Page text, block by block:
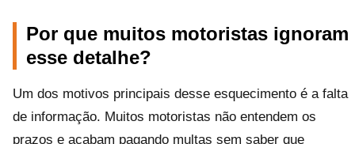
Por que muitos motoristas ignoram
esse detalhe?
Um dos motivos principais desse esquecimento é a falta
de informação. Muitos motoristas não entendem os
prazos e acabam pagando multas sem saber que